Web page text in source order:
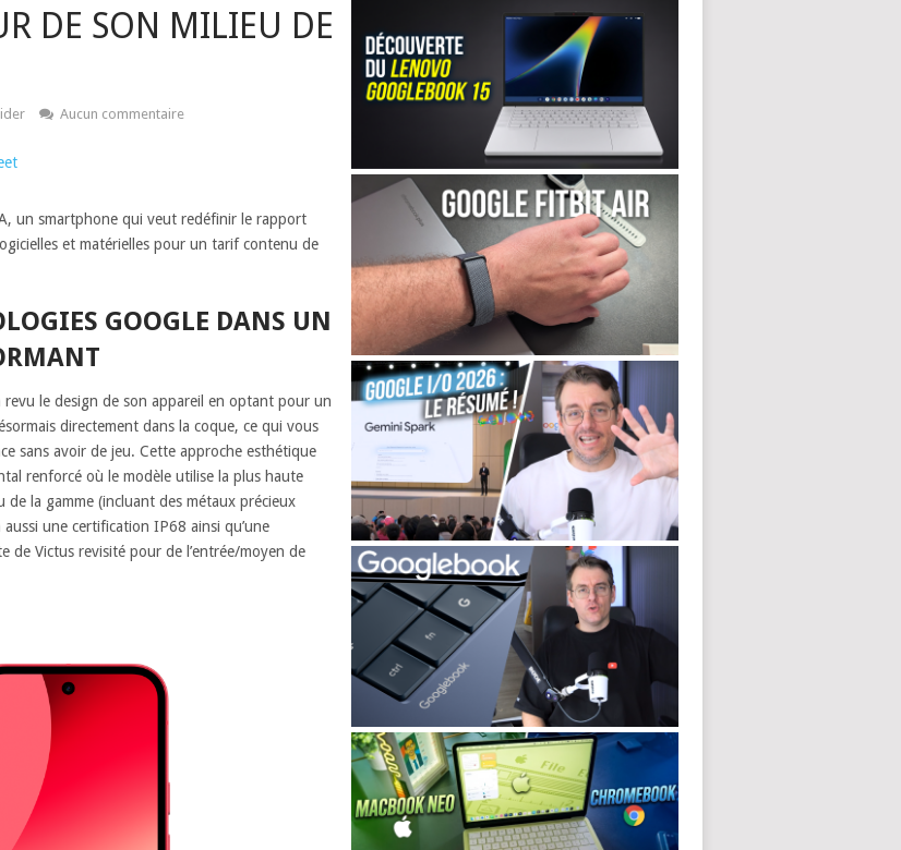
DE SON MILIEU DE
Aucun commentaire
un smartphone qui veut redéfinir le rapport
et matérielles pour un tarif contenu de
GOOGLE DANS UN
le design de son appareil en optant pour un
directement dans la coque, ce qui vous
sans avoir de jeu. Cette approche esthétique
renforcé où le modèle utilise la plus haute
la gamme (incluant des métaux précieux
une certification IP68 ainsi qu’une
de Victus revisité pour de l’entrée/moyen de